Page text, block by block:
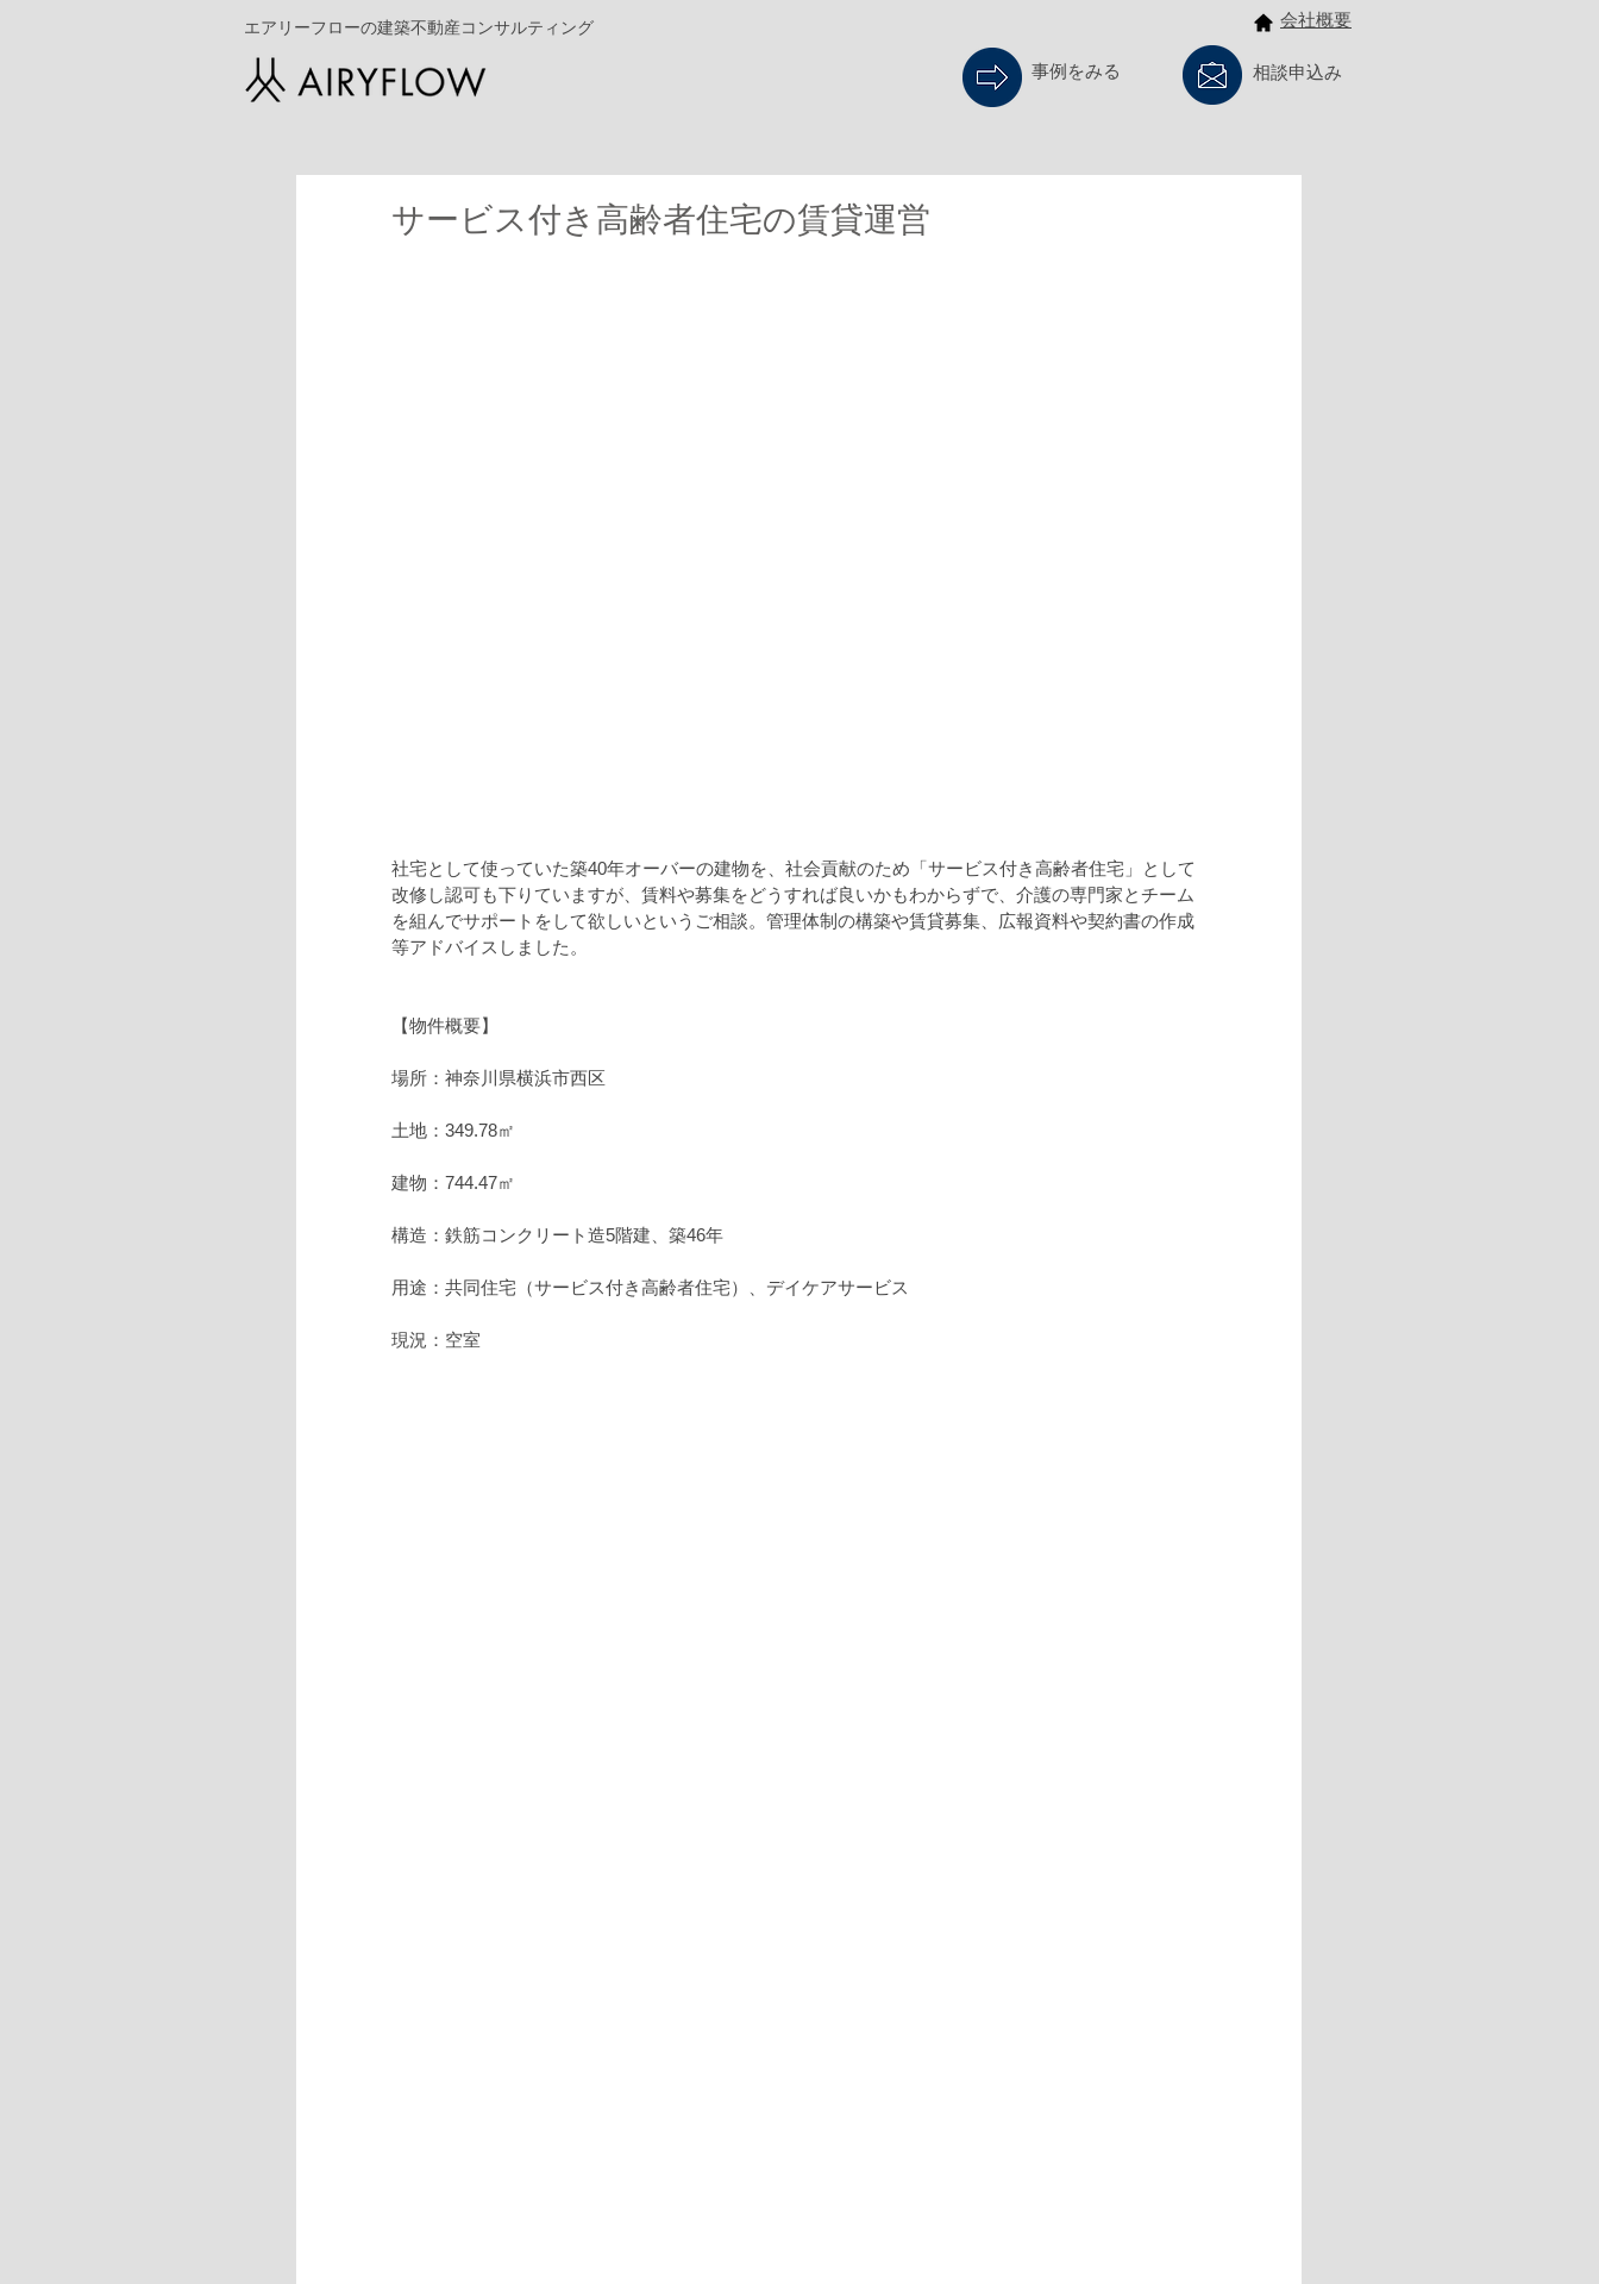
エアリーフローの建築不動産コンサルティング 会社概要
事例をみる 相談申込み
サービス付き高齢者住宅の賃貸運営
社宅として使っていた築40年オーバーの建物を、社会貢献のため「サービス付き高齢者住宅」として
改修し認可も下りていますが、賃料や募集をどうすれば良いかもわからずで、介護の専門家とチーム
を組んでサポートをして欲しいというご相談。管理体制の構築や賃貸募集、広報資料や契約書の作成
等アドバイスしました。
【物件概要】
場所：神奈川県横浜市西区
土地：349.78㎡
建物：744.47㎡
構造：鉄筋コンクリート造5階建、築46年
用途：共同住宅（サービス付き高齢者住宅）、デイケアサービス
現況：空室